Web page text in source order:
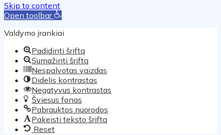
Skip to content
Open toolbar
Valdymo įrankiai
Padidinti šriftą
Sumažinti šriftą
Nespalvotas vaizdas
Didelis kontrastas
Negatyvus kontrastas
Šviesus fonas
Pabrauktos nuorodos
Pakeisti teksto šriftą
Reset